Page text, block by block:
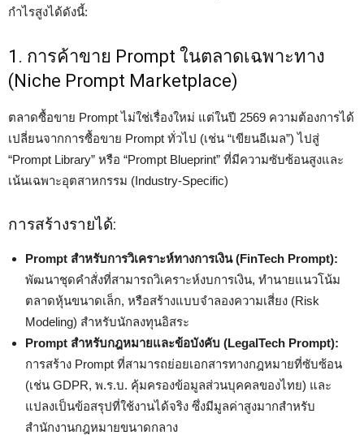
กำไรสูงได้ดังนี้:
1. การค้าขาย Prompt ในตลาดเฉพาะทาง
(Niche Prompt Marketplace)
ตลาดซื้อขาย Prompt ไม่ใช่เรื่องใหม่ แต่ในปี 2569 ความต้องการได้
เปลี่ยนจากการซื้อขาย Prompt ทั่วไป (เช่น “เขียนอีเมล”) ไปสู่
“Prompt Library” หรือ “Prompt Blueprint” ที่มีความซับซ้อนสูงและ
เน้นเฉพาะอุตสาหกรรม (Industry-Specific)
การสร้างรายได้:
Prompt สำหรับการวิเคราะห์ทางการเงิน (FinTech Prompt):
พัฒนาชุดคำสั่งที่สามารถวิเคราะห์งบการเงิน, ทำนายแนวโน้ม
ตลาดหุ้นขนาดเล็ก, หรือสร้างแบบจำลองความเสี่ยง (Risk
Modeling) สำหรับนักลงทุนอิสระ
Prompt สำหรับกฎหมายและข้อบังคับ (LegalTech Prompt):
การสร้าง Prompt ที่สามารถย่อยเอกสารทางกฎหมายที่ซับซ้อน
(เช่น GDPR, พ.ร.บ. คุ้มครองข้อมูลส่วนบุคคลของไทย) และ
แปลงเป็นข้อสรุปที่ใช้งานได้จริง ซึ่งมีมูลค่าสูงมากสำหรับ
สำนักงานกฎหมายขนาดกลาง